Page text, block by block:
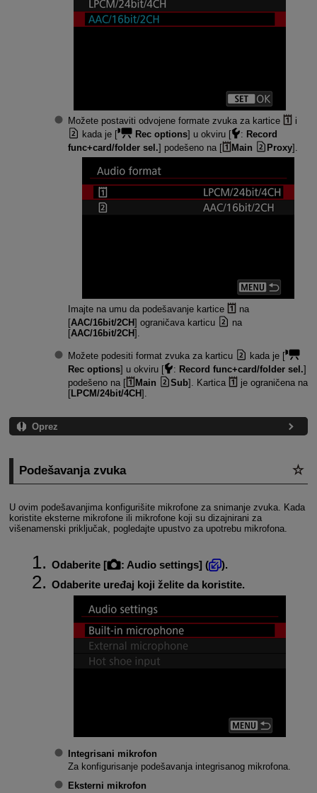
Možete postaviti odvojene formate zvuka za kartice
i
kada je [
Rec options] u okviru [ : Record
func+card/folder sel.] podešeno na [ Main Proxy].
Imajte na umu da podešavanje kartice
na
[AAC/16bit/2CH] ograničava karticu
na
[AAC/16bit/2CH].
Možete podesiti format zvuka za karticu
kada je [
Rec options] u okviru [ : Record func+card/folder sel.]
podešeno na [
Main Sub]. Kartica
je ograničena na
[LPCM/24bit/4CH].
Oprez
Podešavanja zvuka
U ovim podešavanjima konfigurišite mikrofone za snimanje zvuka. Kada
koristite eksterne mikrofone ili mikrofone koji su dizajnirani za
višenamenski priključak, pogledajte upustvo za upotrebu mikrofona.
Odaberite [ : Audio settings] (
).
Odaberite uređaj koji želite da koristite.
Integrisani mikrofon
Za konfigurisanje podešavanja integrisanog mikrofona.
Eksterni mikrofon